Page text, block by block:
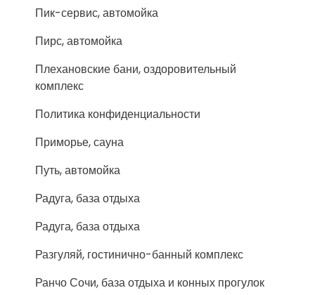
Пик-сервис, автомойка
Пирс, автомойка
Плехановские бани, оздоровительный
комплекс
Политика конфиденциальности
Приморье, сауна
Путь, автомойка
Радуга, база отдыха
Радуга, база отдыха
Разгуляй, гостинично-банный комплекс
Ранчо Сочи, база отдыха и конных прогулок